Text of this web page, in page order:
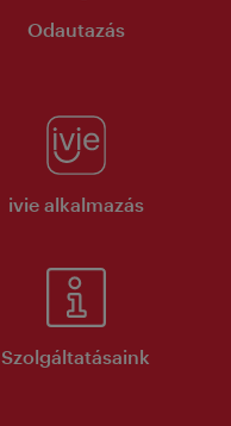
Odautazás
ivie alkalmazás
Szolgáltatásaink